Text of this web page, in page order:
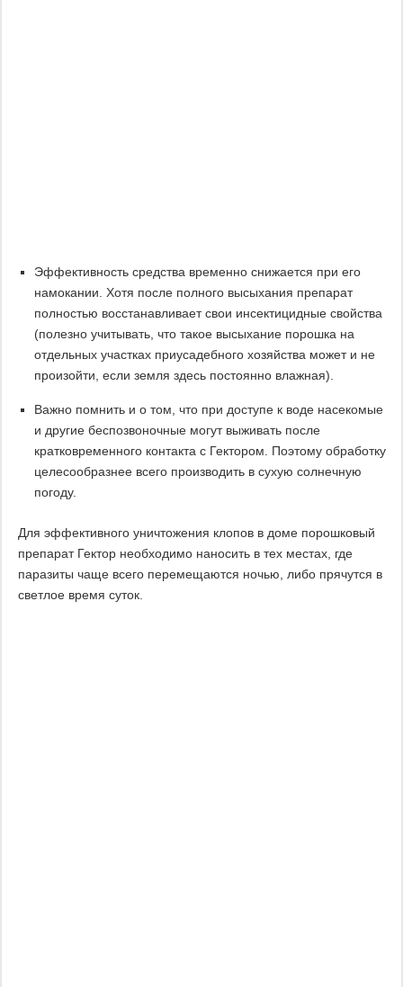
Эффективность средства временно снижается при его
намокании. Хотя после полного высыхания препарат
полностью восстанавливает свои инсектицидные свойства
(полезно учитывать, что такое высыхание порошка на
отдельных участках приусадебного хозяйства может и не
произойти, если земля здесь постоянно влажная).
Важно помнить и о том, что при доступе к воде насекомые
и другие беспозвоночные могут выживать после
кратковременного контакта с Гектором. Поэтому обработку
целесообразнее всего производить в сухую солнечную
погоду.
Для эффективного уничтожения клопов в доме порошковый
препарат Гектор необходимо наносить в тех местах, где
паразиты чаще всего перемещаются ночью, либо прячутся в
светлое время суток.